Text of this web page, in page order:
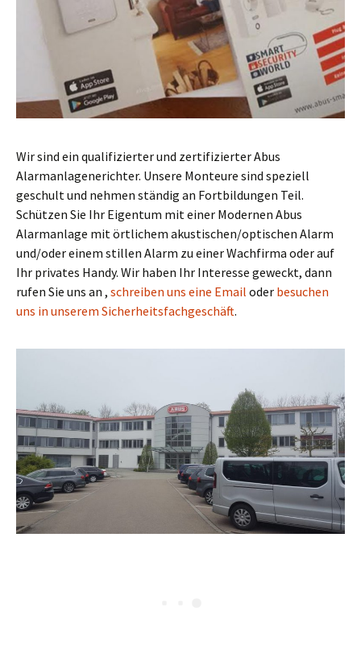
Wir sind ein qualifizierter und zertifizierter Abus
Alarmanlagenerichter. Unsere Monteure sind speziell
geschult und nehmen ständig an Fortbildungen Teil.
Schützen Sie Ihr Eigentum mit einer Modernen Abus
Alarmanlage mit örtlichem akustischen/optischen Alarm
und/oder einem stillen Alarm zu einer Wachfirma oder auf
Ihr privates Handy. Wir haben Ihr Interesse geweckt, dann
rufen Sie uns an , schreiben uns eine Email oder besuchen
uns in unserem Sicherheitsfachgeschäft.